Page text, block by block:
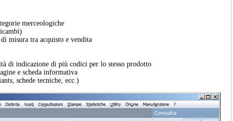
merceologiche
misura tra acquisto e vendita
di indicazione di più codici per lo stesso prodotto
e scheda informativa
schede tecniche, ecc.)